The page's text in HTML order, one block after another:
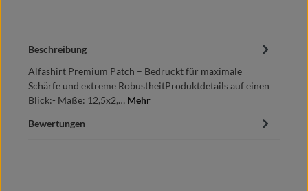
Beschreibung
Alfashirt Premium Patch – Bedruckt für maximale
Schärfe und extreme RobustheitProduktdetails auf einen
Blick:- Maße: 12,5x2,… Mehr
Bewertungen